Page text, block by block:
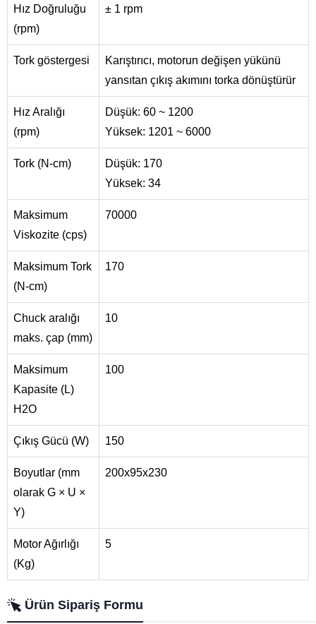
Hız Doğruluğu
(rpm)
± 1 rpm
Tork göstergesi
Karıştırıcı, motorun değişen yükünü
yansıtan çıkış akımını torka dönüştürür
Hız Aralığı
(rpm)
Düşük: 60 ~ 1200
Yüksek: 1201 ~ 6000
Tork (N-cm)
Düşük: 170
Yüksek: 34
Maksimum
Viskozite (cps)
70000
Maksimum Tork
(N-cm)
170
Chuck aralığı
maks. çap (mm)
10
Maksimum
Kapasite (L)
H2O
100
Çıkış Gücü (W) 150
Boyutlar (mm
olarak G × U ×
Y)
200x95x230
Motor Ağırlığı
(Kg)
5
Ürün Sipariş Formu